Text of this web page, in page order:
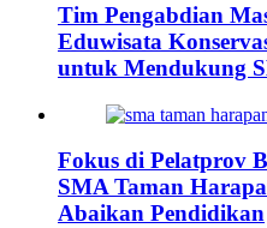
Tim Pengabdian
Eduwisata
untuk Mendukung
Fokus di Pelatprov
SMA Taman
Abaikan Pendidikan